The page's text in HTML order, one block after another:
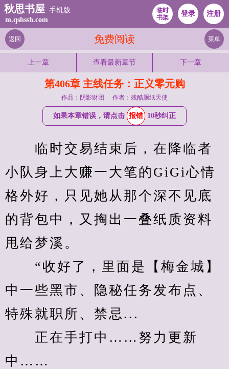
秋思书屋 手机版
m.qshssh.com
临时
书架
登录 注册
免费阅读
返回 菜单
上一章 查看最新章节 下一章
第406章 主线任务：正义零元购
作品：阴影财团 作者：残酷厕纸天使
如果本章错误，请点击 报错 10秒纠正
临时交易结束后，在降临者
小队身上大赚一大笔的GiGi心情
格外好，只见她从那个深不见底
的背包中，又掏出一叠纸质资料
甩给梦溪。
“收好了，里面是【梅金城】
中一些黑市、隐秘任务发布点、
特殊就职所、禁忌...
正在手打中……努力更新
中……